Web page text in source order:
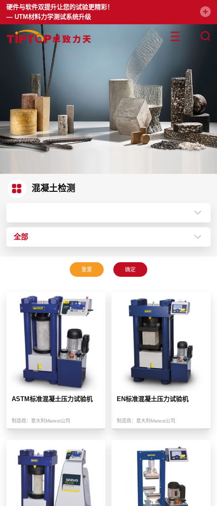
硬件与软件双提升让您的试验更精彩！
— UTM材料力学测试系统升级
混凝土检测
全部
ASTM标准混凝土压力试验机
制造商： 意大利Matest公司
EN标准混凝土压力试验机
制造商： 意大利Matest公司